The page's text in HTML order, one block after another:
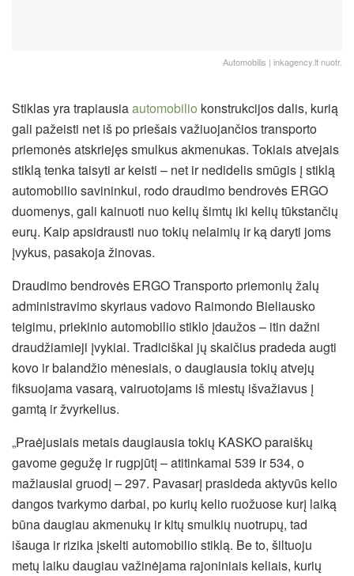
Automobilis | inkagency.lt nuotr.
Stiklas yra trapiausiaautomobilio konstrukcijos dalis, kurią
gali pažeisti net iš po priešais važiuojančios transporto
priemonės atskriejęs smulkus akmenukas. Tokiais atvejais
stiklą tenka taisyti ar keisti – net ir nedidelis smūgis į stiklą
automobilio savininkui, rodo draudimo bendrovės ERGO
duomenys, gali kainuoti nuo kelių šimtų iki kelių tūkstančių
eurų. Kaip apsidrausti nuo tokių nelaimių ir ką daryti joms
įvykus, pasakoja žinovas.
Draudimo bendrovės ERGO Transporto priemonių žalų
administravimo skyriaus vadovo Raimondo Bieliausko
teigimu, priekinio automobilio stiklo įdaužos – itin dažni
draudžiamieji įvykiai. Tradiciškai jų skaičius pradeda augti
kovo ir balandžio mėnesiais, o daugiausia tokių atvejų
fiksuojama vasarą, vairuotojams iš miestų išvažiavus į
gamtą ir žvyrkelius.
„Praėjusiais metais daugiausia tokių KASKO paraiškų
gavome gegužę ir rugpjūtį – atitinkamai 539 ir 534, o
mažiausiai gruodį – 297. Pavasarį prasideda aktyvūs kelio
dangos tvarkymo darbai, po kurių kelio ruožuose kurį laiką
būna daugiau akmenukų ir kitų smulkių nuotrupų, tad
išauga ir rizika įskelti automobilio stiklą. Be to, šiltuoju
metų laiku daugiau važinėjama rajoniniais keliais, kurių